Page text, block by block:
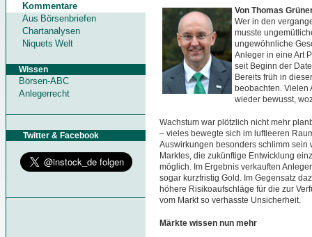
Kommentare
Aus Börsenbriefen
Chartanalysen
Niquets Welt
Wissen
Börsen-ABC
Anlegerrecht
Twitter & Facebook
Von Thomas
Wer in den
musste
ungewöhnliche
Anleger in eine Art
seit Beginn der
Bereits früh in
beobachten. Vielen
wieder bewusst,
Wachstum war plötzlich nicht mehr
– vieles bewegte sich im luftleeren
Auswirkungen besonders schlimm
Marktes, die zukünftige Entwicklung
möglich. Im Ergebnis verkauften
sogar kurzfristig Gold. Im Gegensatz
höhere Risikoaufschläge für die zur
vom Markt so verhasste Unsicherheit.
Märkte wissen nun mehr